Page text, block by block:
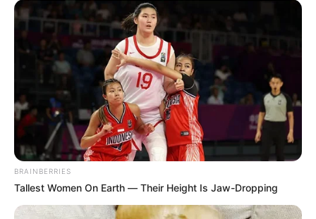
Libertadores
y se clasificó para la segunda fase en la
que se cruzará con elAtlético Nacional.
Ángel Benítezadelantó a los locales en el minuto 59 al
conectar un remate raso cruzado del argentino Nicolás
Maná, mientras queJosé Florentín,en propia meta, a los
73, dio el empate a los bolivianos al tratar de despejar un
disparo sin destino de red deRodrigo Cabrera.
Sin emplearse a fondo en un terreno pesado, con espejos
de agua en muchos sectores por la lluvia caída, el once
paraguayo capitalizó la goleada (1-4) que la pasada
semana endosó al debutante copero en la ciudad
boliviana de Santa Cruz.
BRAINBERRIES
Tallest Women On Earth — Their Height Is Jaw-Dropping